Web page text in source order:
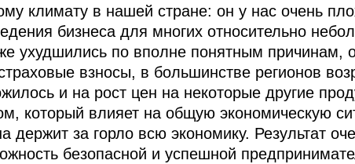
климату в нашей стране: он у нас очень
бизнеса для многих относительно
ухудшились по вполне понятным причинам,
взносы, в большинстве регионов
и на рост цен на некоторые другие
который влияет на общую экономическую
держит за горло всю экономику. Результат
безопасной и успешной